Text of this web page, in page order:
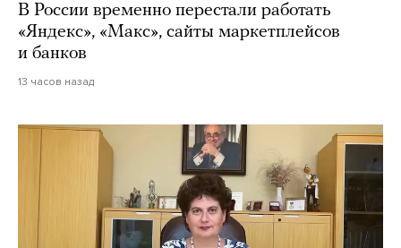
В России временно перестали работать
«Яндекс», «Макс», сайты маркетплейсов
и банков
13 часов назад